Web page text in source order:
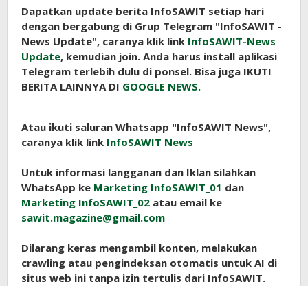
Dapatkan update berita InfoSAWIT setiap hari
dengan bergabung di Grup Telegram "InfoSAWIT -
News Update", caranya klik link InfoSAWIT-News
Update, kemudian join. Anda harus install aplikasi
Telegram terlebih dulu di ponsel. Bisa juga IKUTI
BERITA LAINNYA DI GOOGLE NEWS.
Atau ikuti saluran Whatsapp "InfoSAWIT News",
caranya klik link InfoSAWIT News
Untuk informasi langganan dan Iklan silahkan
WhatsApp ke Marketing InfoSAWIT_01 dan
Marketing InfoSAWIT_02 atau email ke
sawit.magazine@gmail.com
Dilarang keras mengambil konten, melakukan
crawling atau pengindeksan otomatis untuk AI di
situs web ini tanpa izin tertulis dari InfoSAWIT.